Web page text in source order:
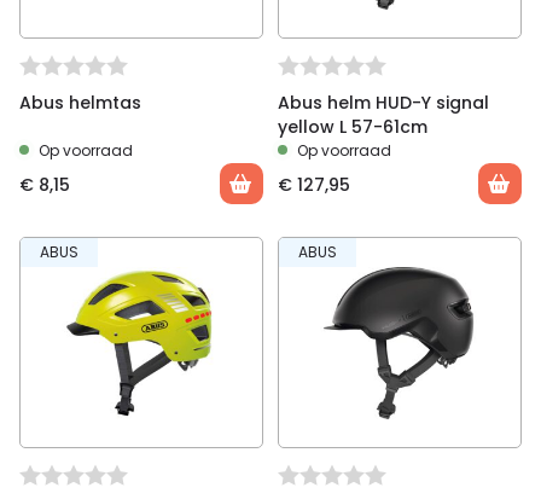
Abus helmtas
Op voorraad
€ 8,15
Abus helm HUD-Y signal
yellow L 57-61cm
Op voorraad
€ 127,95
ABUS ABUS